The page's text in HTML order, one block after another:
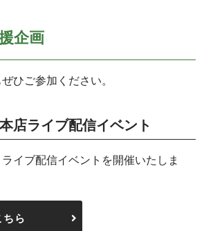
企画
ひご参加ください。
店ライブ配信イベント
イブ配信イベントを開催いたしま
ら